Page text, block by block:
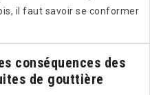
il faut savoir se conformer
conséquences des
de gouttière